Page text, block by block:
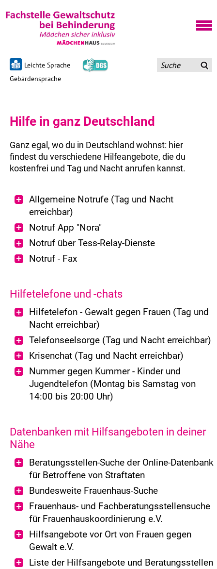
Leichte Sprache
Gebärdensprache
Hilfe in ganz Deutschland
Ganz egal, wo du in Deutschland wohnst: hier
findest du verschiedene Hilfeangebote, die du
kostenfrei und Tag und Nacht anrufen kannst.
Allgemeine Notrufe (Tag und Nacht
erreichbar)
Notruf App "Nora"
Notruf über Tess-Relay-Dienste
Notruf - Fax
Hilfetelefone und -chats
Hilfetelefon - Gewalt gegen Frauen (Tag und
Nacht erreichbar)
Telefonseelsorge (Tag und Nacht erreichbar)
Krisenchat (Tag und Nacht erreichbar)
Nummer gegen Kummer - Kinder und
Jugendtelefon (Montag bis Samstag von
14:00 bis 20:00 Uhr)
Datenbanken mit Hilfsangeboten in deiner
Nähe
Beratungsstellen-Suche der Online-Datenbank
für Betroffene von Straftaten
Bundesweite Frauenhaus-Suche
Frauenhaus- und Fachberatungsstellensuche
für Frauenhauskoordinierung e.V.
Hilfsangebote vor Ort von Frauen gegen
Gewalt e.V.
Liste der Hilfsangebote und Beratungsstellen